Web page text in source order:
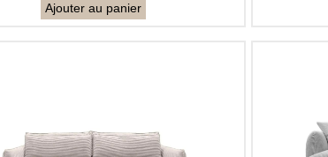
Ajouter au panier